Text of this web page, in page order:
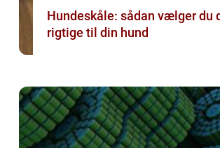
Hundeskåle: sådan vælger du
rigtige til din hund